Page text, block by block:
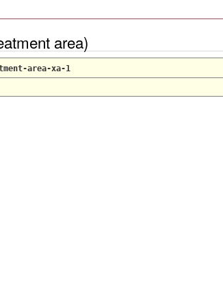
area)
area-xa-1